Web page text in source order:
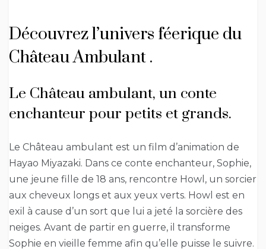
Découvrez l’univers féerique du
Château Ambulant .
Le Château ambulant, un conte
enchanteur pour petits et grands.
Le Château ambulant est un film d’animation de
Hayao Miyazaki. Dans ce conte enchanteur, Sophie,
une jeune fille de 18 ans, rencontre Howl, un sorcier
aux cheveux longs et aux yeux verts. Howl est en
exil à cause d’un sort que lui a jeté la sorcière des
neiges. Avant de partir en guerre, il transforme
Sophie en vieille femme afin qu’elle puisse le suivre.